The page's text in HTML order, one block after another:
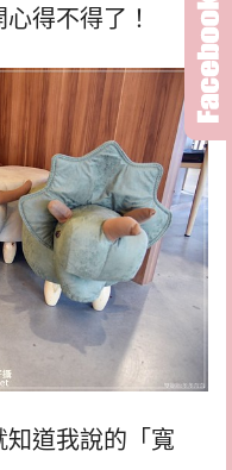
得不得了！
道我說的「寬